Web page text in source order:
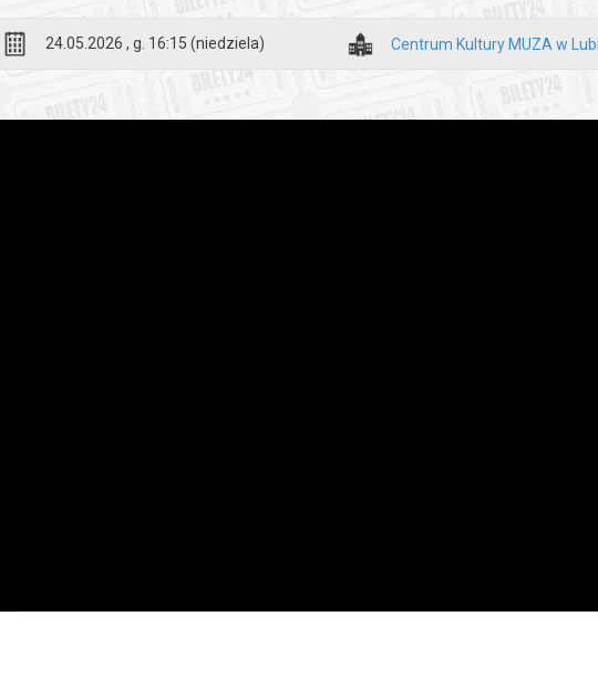
24.05.2026 , g. 16:15 (niedziela) Centrum Kultury MUZA w